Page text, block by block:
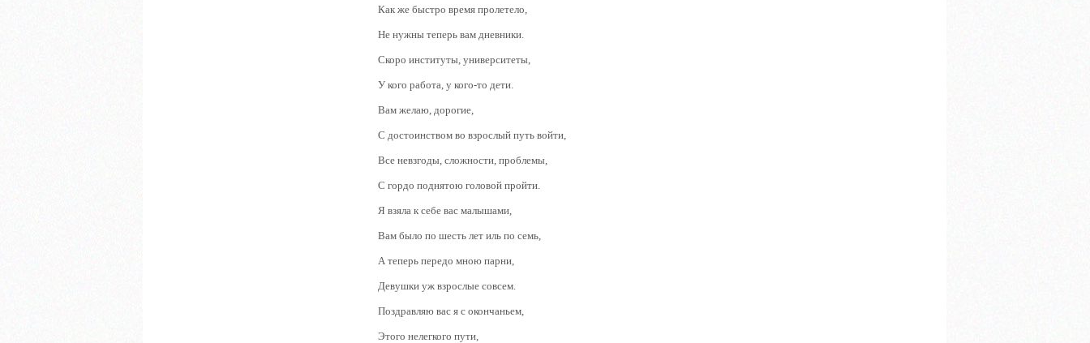
Как же быстро время пролетело,
Не нужны теперь вам дневники.
Скоро институты, университеты,
У кого работа, у кого-то дети.
Вам желаю, дорогие,
С достоинством во взрослый путь войти,
Все невзгоды, сложности, проблемы,
С гордо поднятою головой пройти.
Я взяла к себе вас малышами,
Вам было по шесть лет иль по семь,
А теперь передо мною парни,
Девушки уж взрослые совсем.
Поздравляю вас я с окончаньем,
Этого нелегкого пути,